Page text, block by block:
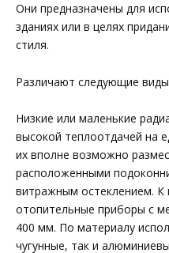
Они предназначены для
зданиях или в целях
стиля.
Различают следующие
Низкие или маленькие
высокой теплоотдачей на
их вполне возможно
расположенными
витражным остеклением. К
отопительные приборы с
400 мм. По материалу
чугунные, так и